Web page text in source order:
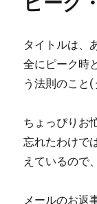
タイトルは、
全にピーク時
う法則のこと
ちょっぴりお
忘れたわけで
えているので
メールのお返